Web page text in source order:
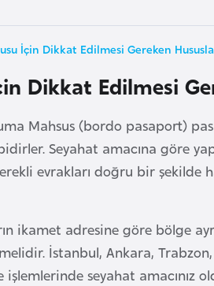
İçin Dikkat Edilmesi Gereken
Dikkat Edilmesi
Mahsus (bordo pasaport)
Seyahat amacına göre
evrakları doğru bir şekilde
ikamet adresine göre bölge
İstanbul, Ankara,
seyahat amacınız